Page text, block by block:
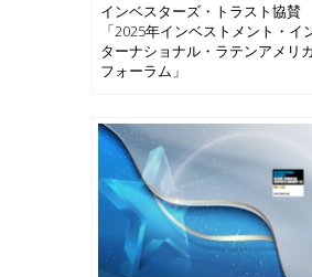
インベスターズ・トラスト協賛
「2025年インベストメント・イ
ターナショナル・ラテンアメリカ
フォーラム」